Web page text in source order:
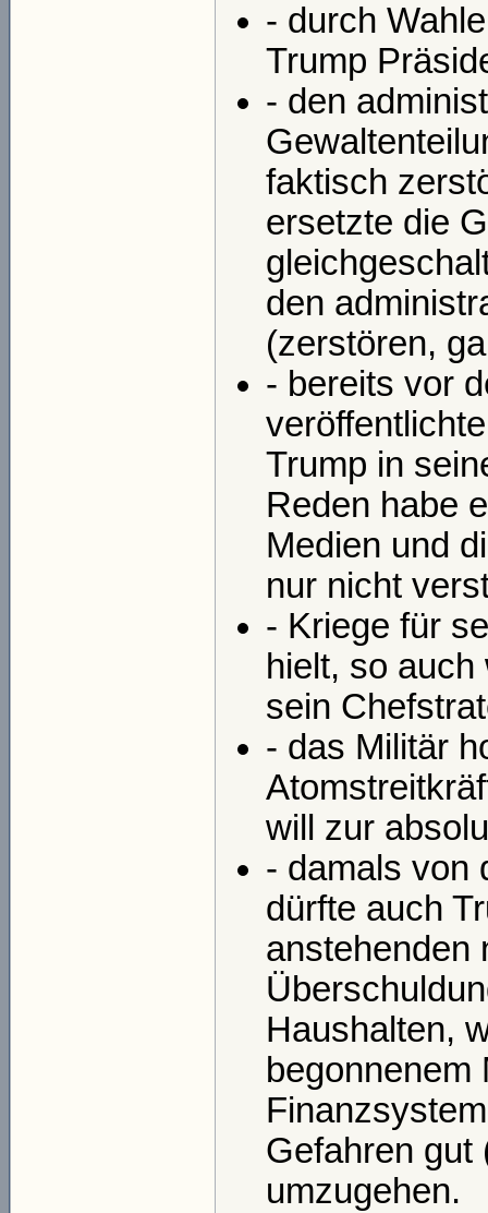
- durch
Trump
- den
faktisch
ersetzte die
den
(zerstören,
- bereits vor
Trump in
Reden habe
Medien und
nur nicht
- Kriege für
hielt, so
sein
- das Militär
will zur
- damals von
dürfte auch
anstehenden
Haushalten,
begonnenem
Gefahren gut
umzugehen.